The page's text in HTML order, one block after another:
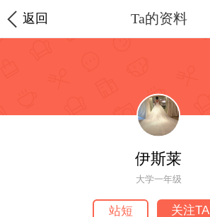
返回 Ta的资料
伊斯莱
大学一年级
站短 关注TA